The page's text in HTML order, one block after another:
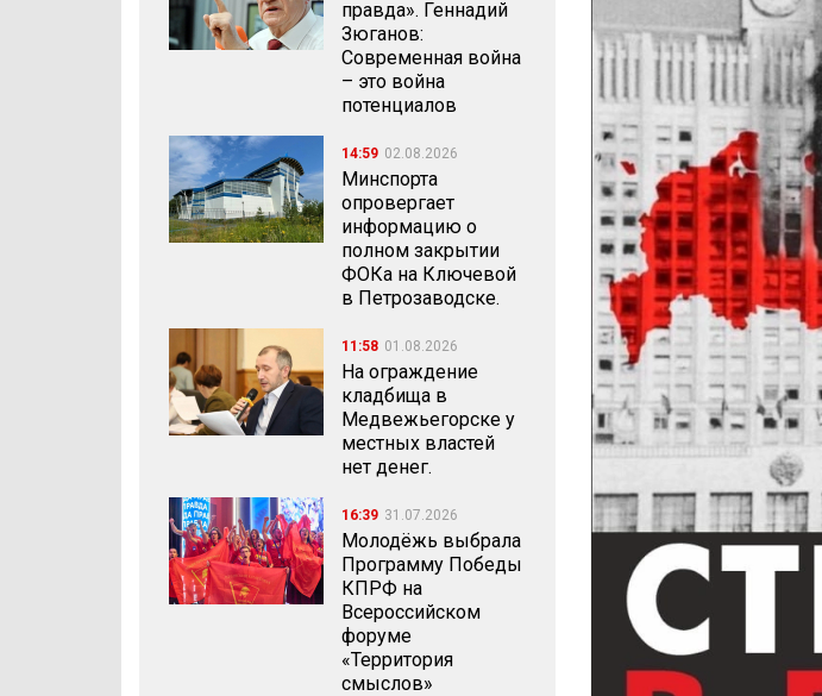
правда». Геннадий
Зюганов:
Современная война
– это война
потенциалов
14:59 02.08.2026
Минспорта
опровергает
информацию о
полном закрытии
ФОКа на Ключевой
в Петрозаводске.
11:58 01.08.2026
На ограждение
кладбища в
Медвежьегорске у
местных властей
нет денег.
16:39 31.07.2026
Молодёжь выбрала
Программу Победы
КПРФ на
Всероссийском
форуме
«Территория
смыслов»